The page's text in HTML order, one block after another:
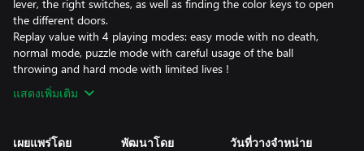
lever, the right switches, as well as finding the color keys to open
the different doors.
Replay value with 4 playing modes: easy mode with no death,
normal mode, puzzle mode with careful usage of the ball
throwing and hard mode with limited lives !
แสดงเพิ่มเติม
เผยแพร่โดย พัฒนาโดย วันที่วางจำหน่าย